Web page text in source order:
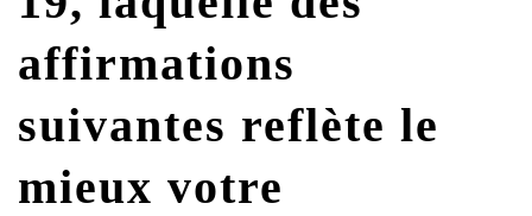
G7 / G20
TOUS LES THÈMES
VIDÉOS
affirmations
suivantes reflète le
mieux votre